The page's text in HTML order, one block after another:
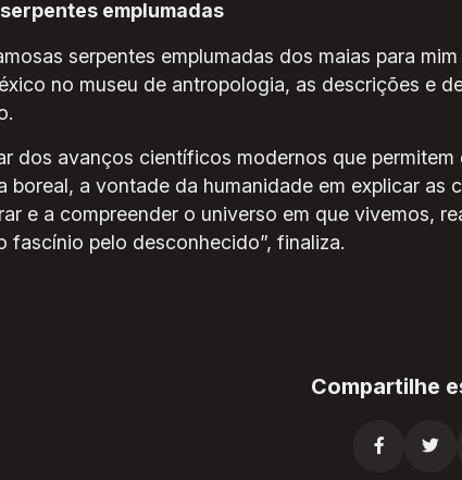
emplumadas
serpentes emplumadas dos maias para
no museu de antropologia, as descrições e
dos avanços científicos modernos que
boreal, a vontade da humanidade em explicar as
e a compreender o universo em que vivemos,
fascínio pelo desconhecido”, finaliza.
Compartilhe
 